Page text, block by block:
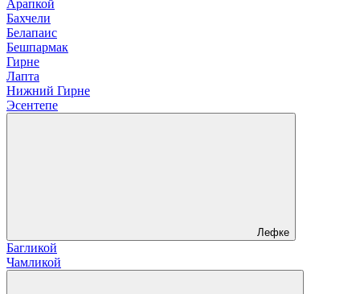
Арапкой
Бахчели
Белапаис
Бешпармак
Гирне
Лапта
Нижний Гирне
Эсентепе
Лефке
Багликой
Чамликой